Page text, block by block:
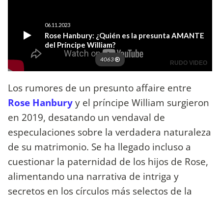
Los rumores de un presunto affaire entre
Rose Hanburyy el príncipe William surgieron
en 2019, desatando un vendaval de
especulaciones sobre la verdadera naturaleza
de su matrimonio. Se ha llegado incluso a
cuestionar la paternidad de los hijos de Rose,
alimentando una narrativa de intriga y
secretos en los círculos más selectos de la